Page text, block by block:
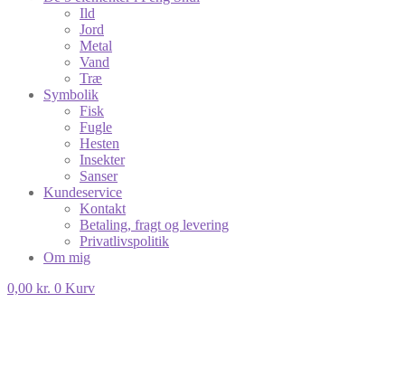
Ild
Jord
Metal
Vand
Træ
Symbolik
Fisk
Fugle
Hesten
Insekter
Sanser
Kundeservice
Kontakt
Betaling, fragt og levering
Privatlivspolitik
Om mig
0,00 kr. 0 Kurv